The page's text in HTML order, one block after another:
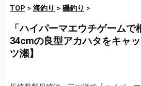
TOP > 海釣り > 磯釣り >
「ハイパーマエウチゲームで
34cmの良型アカハタをキャ
ツ瀬】